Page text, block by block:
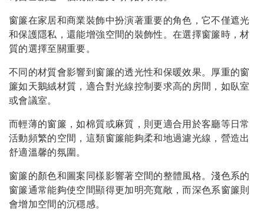
窗簾在家居和商業裝飾中扮演著重要的角色，它不僅遮光
和保護隱私，還能增強空間的裝飾性。在選擇窗簾時，材
質的選擇至關重要。
不同的材質會影響到窗簾的透光性和保暖效果。厚重的窗
簾如天鵝絨材質，適合對光線控制要求高的房間，如臥室
或會議室。
而輕薄的窗簾，如棉質或麻質，則更適合用於客廳等日常
活動頻繁的空間，這類窗簾能夠柔和地過濾光線，營造出
舒適溫馨的氛圍。
窗簾的顏色和圖案同樣影響著空間的整體風格。淺色系的
窗簾通常能夠使空間顯得更加明亮寬敞，而深色系窗簾則
會增加空間的沉穩感。